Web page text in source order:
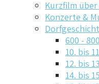
Kurzfilm über
Konzerte &
600 -
10. bis
12. bis
14. bis